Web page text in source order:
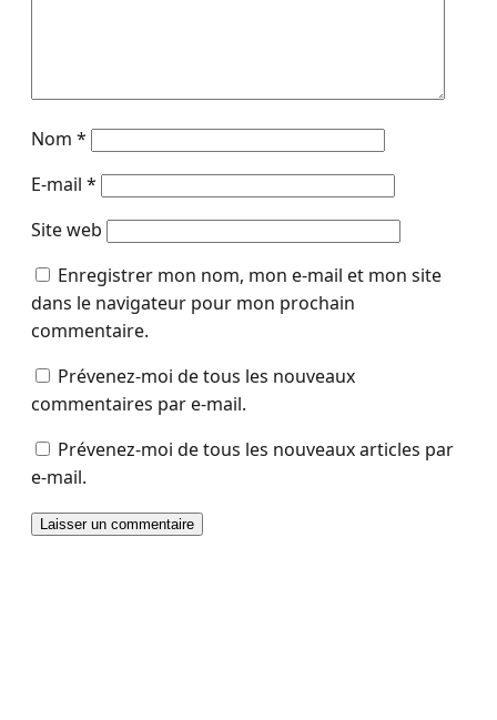
Nom *
E-mail *
Site web
Enregistrer mon nom, mon e-mail et mon site
dans le navigateur pour mon prochain
commentaire.
Prévenez-moi de tous les nouveaux
commentaires par e-mail.
Prévenez-moi de tous les nouveaux articles par
e-mail.